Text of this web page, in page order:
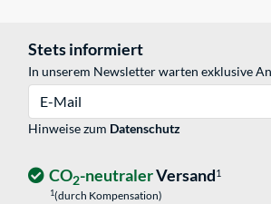
Stets informiert
In unserem Newsletter warten exklusive
Hinweise zum Datenschutz
CO2-neutralerVersand1
1(durch Kompensation)